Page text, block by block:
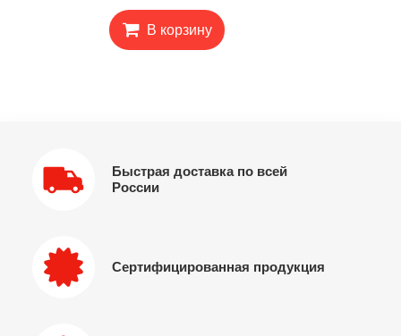
В корзину
Быстрая доставка по всей
России
Сертифицированная продукция